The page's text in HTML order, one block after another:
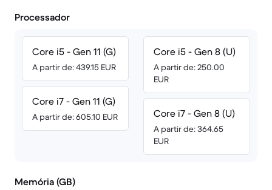
Processador
Core i5 - Gen 11 (G)
A partir de: 439.15 EUR
Core i7 - Gen 11 (G)
A partir de: 605.10 EUR
Core i5 - Gen 8 (U)
A partir de: 250.00
EUR
Core i7 - Gen 8 (U)
A partir de: 364.65
EUR
Memória (GB)